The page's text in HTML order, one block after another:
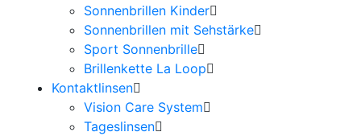
Sonnenbrillen Kinder
Sonnenbrillen mit Sehstärke
Sport Sonnenbrille
Brillenkette La Loop
Kontaktlinsen
Vision Care System
Tageslinsen